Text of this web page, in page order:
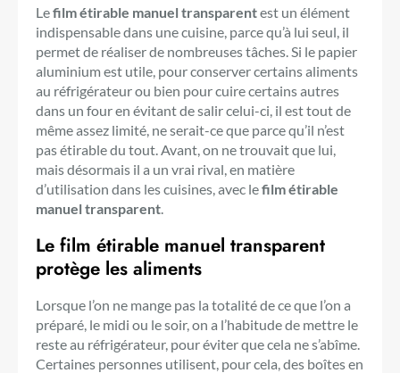
Lefilm étirable manuel transparentest un élément
indispensable dans une cuisine, parce qu’à lui seul, il
permet de réaliser de nombreuses tâches. Si le papier
aluminium est utile, pour conserver certains aliments
au réfrigérateur ou bien pour cuire certains autres
dans un four en évitant de salir celui-ci, il est tout de
même assez limité, ne serait-ce que parce qu’il n’est
pas étirable du tout. Avant, on ne trouvait que lui,
mais désormais il a un vrai rival, en matière
d’utilisation dans les cuisines, avec lefilm étirable
manuel transparent
Le film étirable manuel transparent
protège les aliments
Lorsque l’on ne mange pas la totalité de ce que l’on a
préparé, le midi ou le soir, on a l’habitude de mettre le
reste au réfrigérateur, pour éviter que cela ne s’abîme.
Certaines personnes utilisent, pour cela, des boîtes en